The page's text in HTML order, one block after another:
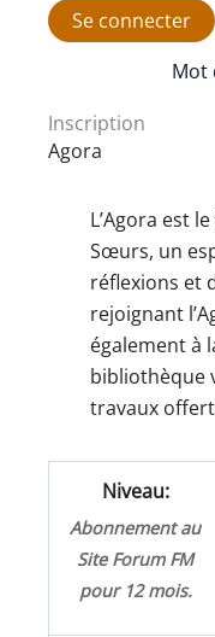
Mot
Inscription
Agora
L’Agora est
Sœurs, un
réflexions et
rejoignant
également à
bibliothèque
travaux
Abonnement au
Site Forum FM
pour 12 mois.